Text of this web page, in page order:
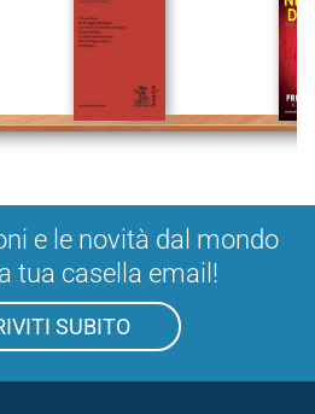
e le novità dal mondo
tua casella email!
SUBITO